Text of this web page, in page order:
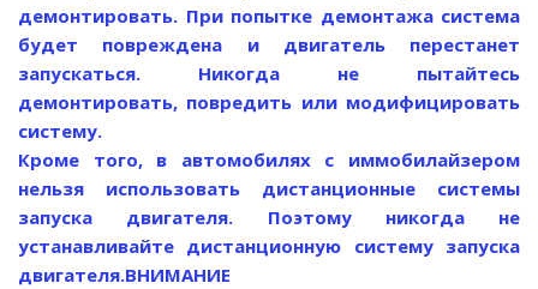
демонтировать. При попытке демонтажа система
будет повреждена и двигатель перестанет
запускаться. Никогда не пытайтесь
демонтировать, повредить или модифицировать
систему.
Кроме того, в автомобилях с иммобилайзером
нельзя использовать дистанционные системы
запуска двигателя. Поэтому никогда не
устанавливайте дистанционную систему запуска
двигателя.ВНИМАНИЕ